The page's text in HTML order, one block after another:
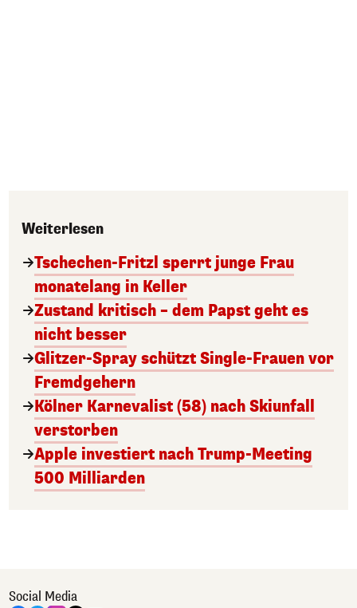
Weiterlesen
Tschechen-Fritzl sperrt junge Frau
monatelang in Keller
Zustand kritisch – dem Papst geht es
nicht besser
Glitzer-Spray schützt Single-Frauen vor
Fremdgehern
Kölner Karnevalist (58) nach Skiunfall
verstorben
Apple investiert nach Trump-Meeting
500 Milliarden
Social Media